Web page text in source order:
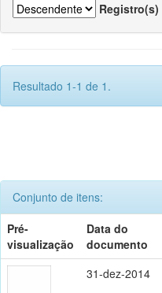
Registro(s)
Resultado 1-1 de 1.
Conjunto de itens:
Pré-
visualização
Data do
documento
31-dez-2014